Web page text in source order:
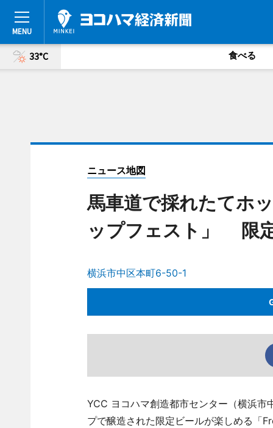
33°C 食べる
ニュース地図
馬車道で採れたてホ
ップフェスト」 限
横浜市中区本町6-50-1
YCC ヨコハマ創造都市センター（横浜
プで醸造された限定ビールが楽しめる「